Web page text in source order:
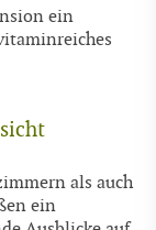
ein
als auch
ein